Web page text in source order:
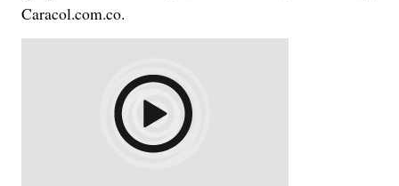
Caracol.com.co.